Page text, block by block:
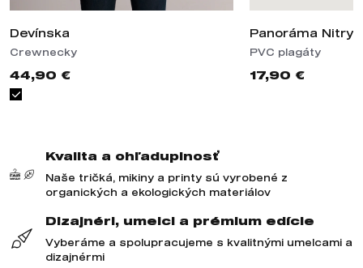
Devínska
Crewnecky
44,90 €
Panoráma Nitry
PVC plagáty
17,90 €
Kvalita a ohľaduplnosť
Naše tričká, mikiny a printy sú vyrobené z
organických a ekologických materiálov
Dizajnéri, umelci a prémium edície
Vyberáme a spolupracujeme s kvalitnými umelcami a
dizajnérmi